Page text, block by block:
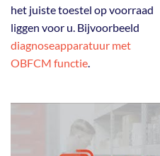
het juiste toestel op voorraad
liggen voor u. Bijvoorbeeld
diagnoseapparatuur met
OBFCM functie.